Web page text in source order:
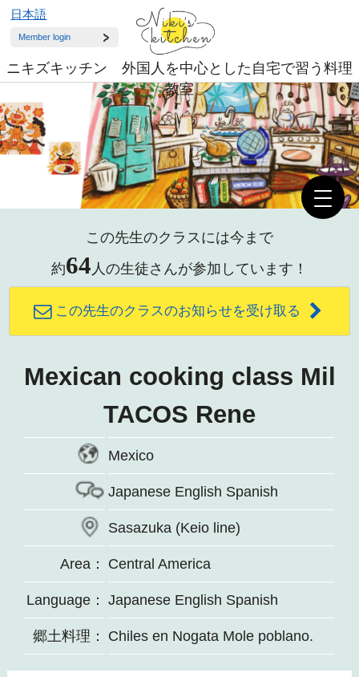
ニキズキッチン 外国人を中心とした自宅で習う料理
教室
日本語
Member login
この先生のクラスには今まで
約64 人の生徒さんが参加しています！
この先生のクラスのお知らせを受け取る
Mexican cooking class Mil
TACOS Rene
Mexico
Japanese English Spanish
Sasazuka (Keio line)
Area： Central America
Language： Japanese English Spanish
郷土料理： Chiles en Nogata Mole poblano.